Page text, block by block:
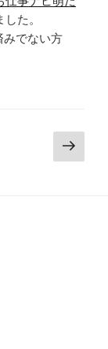
た。
みでない方
次
の